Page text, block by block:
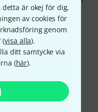
är okej för dig,
av cookies för
genom
(visa alla).
ditt samtycke via
(här).
senare är förfinat
känsla och
tanke på priset
är pris-
som köper detta
Min pappa och